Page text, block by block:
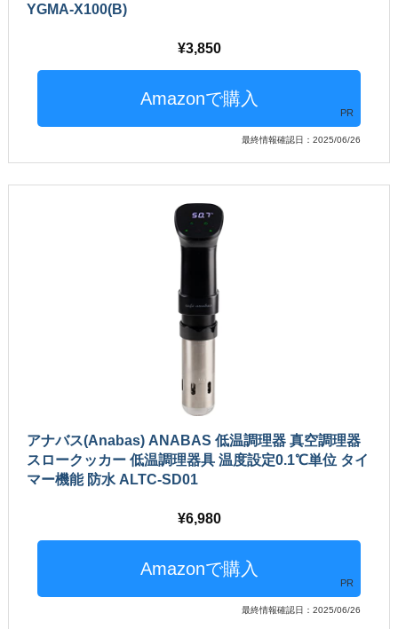
YGMA-X100(B)
3,850
PR
最終情報確認日：2025/06/26
アナバス(Anabas) ANABAS 低温調理器 真空調理器
スロークッカー 低温調理器具 温度設定0.1℃単位 タイ
マー機能 防水 ALTC-SD01
6,980
PR
最終情報確認日：2025/06/26